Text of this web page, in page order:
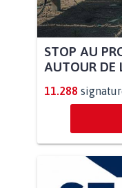
STOP AU
AUTOUR DE
11.288